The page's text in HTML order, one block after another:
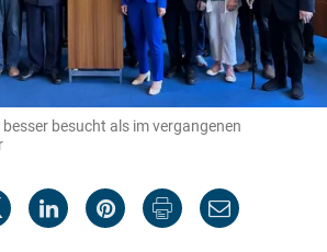
besucht als im vergangenen